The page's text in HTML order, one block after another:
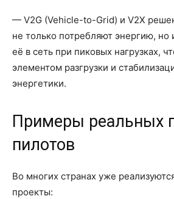
— V2G (Vehicle-to-Grid) и V2X
не только потребляют энергию, но
её в сеть при пиковых нагрузках,
элементом разгрузки и
энергетики.
Примеры реальных
пилотов
Во многих странах уже
проекты: